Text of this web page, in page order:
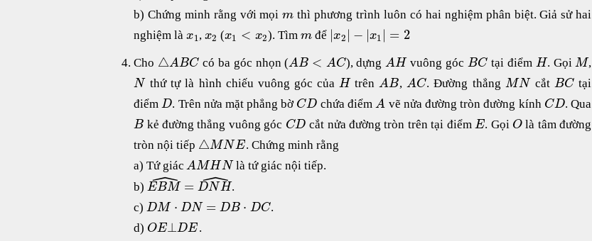
b) Chứng minh rằng với mọim thì phương trình luôn có hai nghiệm phân biệt. Giả sử hai
nghiệm là x1, x2 (x1 < x2). Tìmm để |x2 | − |x1 | = 2
Cho △ABC có ba góc nhọn (AB < AC), dựngAHvuông góc BC tại điểm H. GọiM,
N thứ tự là hình chiếu vuông góc củaHtrênAB, AC. Đường thẳng MNcắt BC tại
điểmD. Trên nửa mặt phẳng bờ CD chứa điểmA vẽ nửa đường tròn đường kính CD. Qua
B kẻ đường thẳng vuông góc CD cắt nửa đường tròn trên tại điểm E. Gọi O là tâm đường
tròn nội tiếp △MNE. Chứng minh rằng
a) Tứ giác AMHNlà tứ giác nội tiếp.
b) EBM
ˆ = DNH
ˆ .
c) DM ⋅ DN = DB ⋅ DC.
d) OE⊥DE.